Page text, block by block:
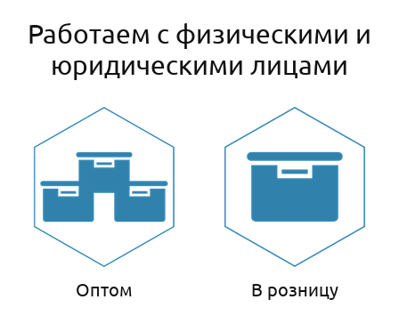
Работаем с физическими и
юридическими лицами
Оптом В розницу